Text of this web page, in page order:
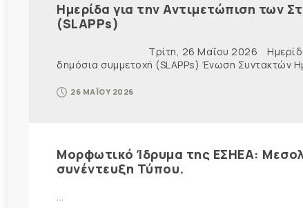
Ημερίδα για την Αντιμετώπιση των
(SLAPPs)
Τρίτη, 26 Μαΐου 2026 Ημερίδα για την
δημόσια συμμετοχή (SLAPPs) Ένωση Συντακτών
26 ΜΑΪΟΥ 2026
Μορφωτικό Ίδρυμα της ΕΣΗΕΑ:
συνέντευξη Τύπου.
...